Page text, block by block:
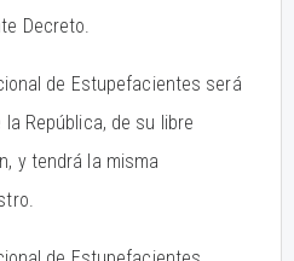
Decreto.
de Estupefacientes será
República, de su libre
y tendrá la misma